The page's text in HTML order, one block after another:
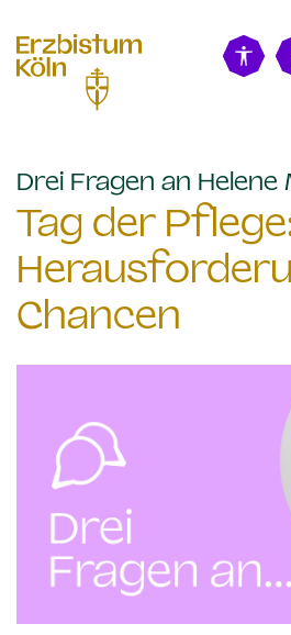
Drei Fragen an Helene
Tag der
Chancen